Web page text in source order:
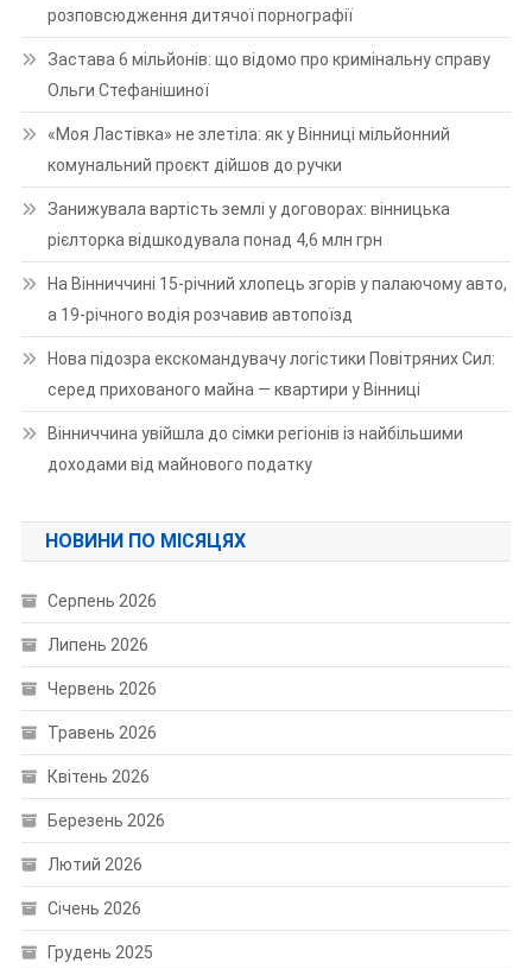
розповсюдження дитячої порнографії
Застава 6 мільйонів: що відомо про кримінальну справу
Ольги Стефанішиної
«Моя Ластівка» не злетіла: як у Вінниці мільйонний
комунальний проєкт дійшов до ручки
Занижувала вартість землі у договорах: вінницька
рієлторка відшкодувала понад 4,6 млн грн
На Вінниччині 15-річний хлопець згорів у палаючому авто,
а 19-річного водія розчавив автопоїзд
Нова підозра екскомандувачу логістики Повітряних Сил:
серед прихованого майна — квартири у Вінниці
Вінниччина увійшла до сімки регіонів із найбільшими
доходами від майнового податку
НОВИНИ ПО МІСЯЦЯХ
Серпень 2026
Липень 2026
Червень 2026
Травень 2026
Квітень 2026
Березень 2026
Лютий 2026
Січень 2026
Грудень 2025